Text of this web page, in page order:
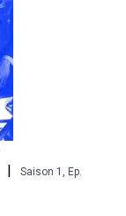
Saison 1 , Ep.